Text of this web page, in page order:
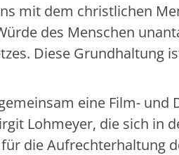
mit dem christlichen
des Menschen
Diese Grundhaltung
eine Film-
Lohmeyer, die sich in
die Aufrechterhaltung